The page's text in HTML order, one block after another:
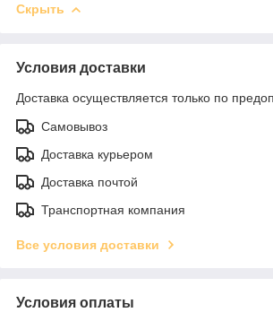
Скрыть
Условия доставки
Доставка осуществляется только по
Самовывоз
Доставка курьером
Доставка почтой
Транспортная компания
Все условия доставки
Условия оплаты